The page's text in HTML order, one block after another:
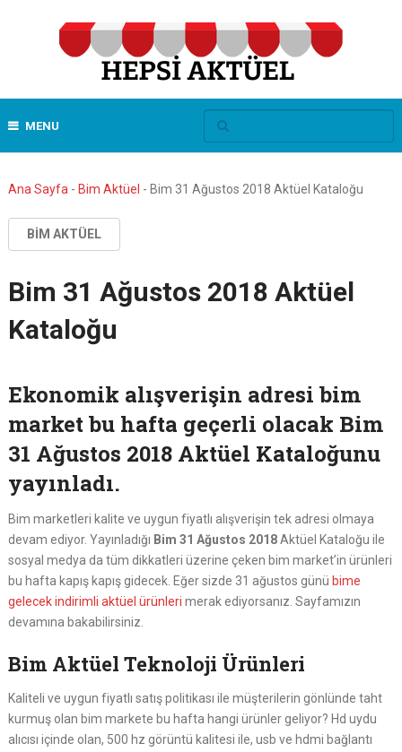
MENU
Ana Sayfa - Bim Aktüel - Bim 31 Ağustos 2018 Aktüel Kataloğu
BIM AKTÜEL
Bim 31 Ağustos 2018 Aktüel
Kataloğu
Ekonomik alışverişin adresi bim
market bu hafta geçerli olacak Bim
31 Ağustos 2018 Aktüel Kataloğunu
yayınladı.
Bim marketleri kalite ve uygun fiyatlı alışverişin tek adresi olmaya
devam ediyor. Yayınladığı Bim 31 Ağustos 2018Aktüel Kataloğu ile
sosyal medya da tüm dikkatleri üzerine çeken bim market’in ürünleri
bu hafta kapış kapış gidecek. Eğer sizde 31 ağustos günü bime
gelecek indirimli aktüel ürünleri merak ediyorsanız. Sayfamızın
devamına bakabilirsiniz.
Bim Aktüel Teknoloji Ürünleri
Kaliteli ve uygun fiyatlı satış politikası ile müşterilerin gönlünde taht
kurmuş olan bim markete bu hafta hangi ürünler geliyor? Hd uydu
alıcısı içinde olan, 500 hz görüntü kalitesi ile, usb ve hdmi bağlantı